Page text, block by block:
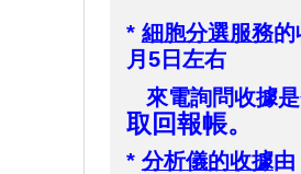
* 細胞分選服務的
月5日左右
來電詢問收據
取回報帳。
* 分析儀的收據由